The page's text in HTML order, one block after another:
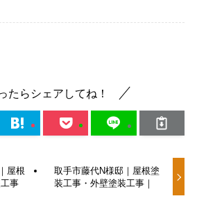
たらシェアしてね！
屋根
事
取手市藤代N様邸｜屋根塗
装工事・外壁塗装工事｜